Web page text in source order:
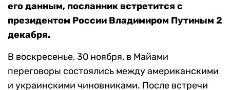
его данным, посланник встретится с
президентом России Владимиром Путиным 2
декабря.
В воскресенье, 30 ноября, в Майами
переговоры состоялись между американскими
и украинскими чиновниками. После встречи